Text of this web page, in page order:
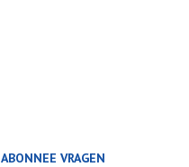
ABONNEE VRAGEN